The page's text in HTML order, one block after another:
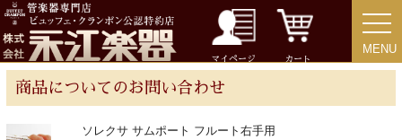
マイページ カート
MENU
MENU
商品についてのお問い合わせ
ソレクサ サムポート フルート右手用
チューバ